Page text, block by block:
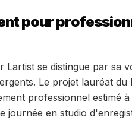
pour
Lartist se distingue par sa
Le projet lauréat
professionnel estimé
journée en studio